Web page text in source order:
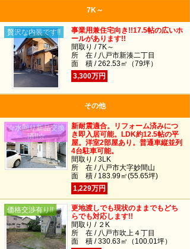
7K～
贅沢な内装です!!
事業用兼住宅向き!!17.5帖の広いホ
ールがあります!!
間取り / 7K～
所 在 / 八戸市新湊二丁目
面 積 / 262.53㎡（79坪）
3,300万円
その他
☆水回り新品交換
済!!☆
新耐震適合。リフォーム済みにつ
き即入居可能。LDK約12.5帖の平
屋。洋室2部屋あり。普通車縦並列
4台駐車可能。
間取り / 3LK
所 在 / 八戸市大字妙間山
面 積 / 183.99㎡(55.65坪)
1,229万円
価格交渉有り!!
更地渡しでも現状のままでもどち
らでも対応します!!
間取り / ２K
所 在 / 八戸市吹上４丁目
面 積 / 330.63㎡（100.01坪）